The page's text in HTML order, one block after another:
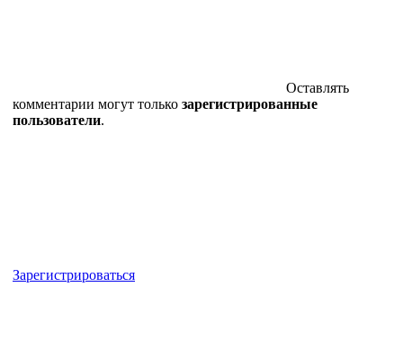
Оставлять
комментарии могут только зарегистрированные
пользователи.
Зарегистрироваться